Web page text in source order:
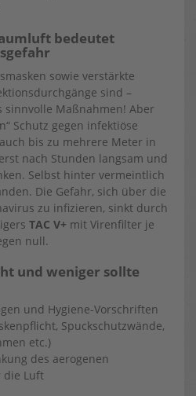
bedeutet
sowie verstärkte
sind –
sinnvolle Maßnahmen! Aber
Schutz gegen infektiöse
bis zu mehrere Meter in
nach Stunden langsam und
Selbst hinter vermeintlich
Die Gefahr, sich über die
zu infizieren, sinkt durch
TAC V+ mit Virenfilter je
null.
und weniger sollte
und Hygiene-Vorschriften
Spuckschutzwände,
etc.)
des aerogenen
die Luft